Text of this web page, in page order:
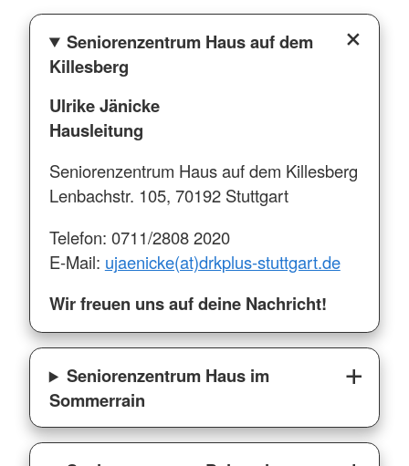
Seniorenzentrum Haus auf dem
Killesberg
Ulrike Jänicke
Hausleitung
Seniorenzentrum Haus auf dem Killesberg
Lenbachstr. 105, 70192 Stuttgart
Telefon: 0711/2808 2020
E-Mail: ujaenicke(at)drkplus-stuttgart.de
Wir freuen uns auf deine Nachricht!
Seniorenzentrum Haus im
Sommerrain